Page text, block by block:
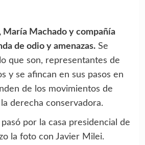
María Machado y compañía
de odio y amenazas.Se
que son, representantes de
y se afincan en sus pasos en
de los movimientos de
derecha conservadora.
por la casa presidencial de
la foto con Javier Milei.